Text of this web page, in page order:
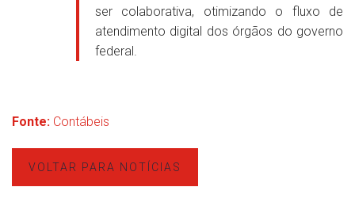
ser colaborativa, otimizando o fluxo de
atendimento digital dos órgãos do governo
federal.
Fonte: Contábeis
VOLTAR PARA NOTÍCIAS